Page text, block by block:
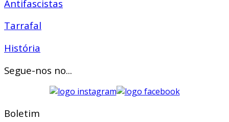
Antifascistas
Tarrafal
História
Segue-nos no...
Boletim